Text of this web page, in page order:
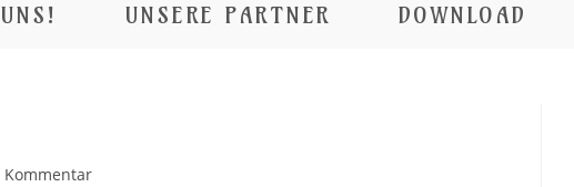
UNSERE PARTNER DOWNLOAD
Kommentar